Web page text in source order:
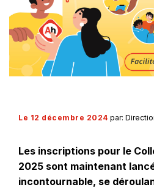
Le 12 décembre 2024 par:
Les inscriptions pour le
2025 sont maintenant
incontournable, se